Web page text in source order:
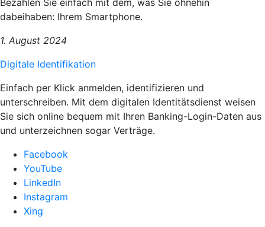
dabeihaben: Ihrem Smartphone.
1. August 2024
Digitale Identifikation
Einfach per Klick anmelden, identifizieren und
unterschreiben. Mit dem digitalen Identitätsdienst weisen
Sie sich online bequem mit Ihren Banking-Login-Daten aus
und unterzeichnen sogar Verträge.
Facebook
YouTube
LinkedIn
Instagram
Xing